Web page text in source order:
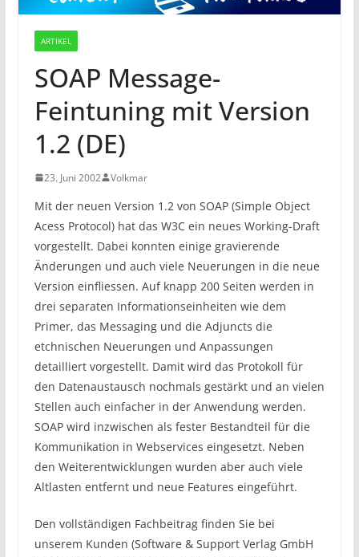
ARTIKEL
SOAP Message-
Feintuning mit Version
1.2 (DE)
23. Juni 2002 Volkmar
Mit der neuen Version 1.2 von SOAP (Simple Object
Acess Protocol) hat das W3C ein neues Working-Draft
vorgestellt. Dabei konnten einige gravierende
Änderungen und auch viele Neuerungen in die neue
Version einfliessen. Auf knapp 200 Seiten werden in
drei separaten Informationseinheiten wie dem
Primer, das Messaging und die Adjuncts die
etchnischen Neuerungen und Anpassungen
detailliert vorgestellt. Damit wird das Protokoll für
den Datenaustausch nochmals gestärkt und an vielen
Stellen auch einfacher in der Anwendung werden.
SOAP wird inzwischen als fester Bestandteil für die
Kommunikation in Webservices eingesetzt. Neben
den Weiterentwicklungen wurden aber auch viele
Altlasten entfernt und neue Features eingeführt.
Den vollständigen Fachbeitrag finden Sie bei
unserem Kunden (Software & Support Verlag GmbH